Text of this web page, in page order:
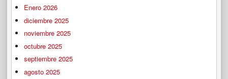
Enero 2026
diciembre 2025
noviembre 2025
octubre 2025
septiembre 2025
agosto 2025